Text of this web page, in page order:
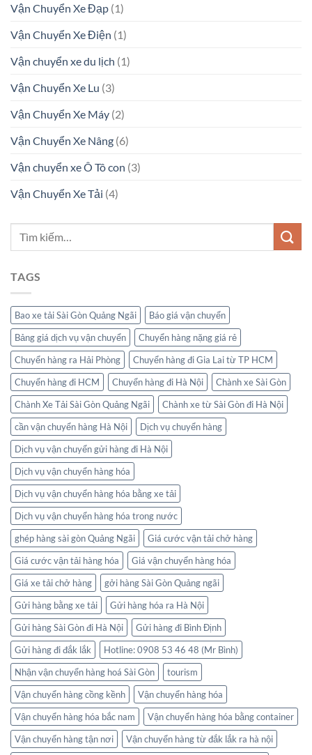
Vận Chuyển Xe Đạp (1)
Vận Chuyển Xe Điện (1)
Vận chuyển xe du lịch (1)
Vận Chuyển Xe Lu (3)
Vận Chuyển Xe Máy (2)
Vận Chuyển Xe Nâng (6)
Vận chuyển xe Ô Tô con (3)
Vận Chuyển Xe Tải (4)
TAGS
Bao xe tải Sài Gòn Quảng Ngãi
Báo giá vận chuyển
Bảng giá dịch vụ vận chuyển
Chuyển hàng nặng giá rẻ
Chuyển hàng ra Hải Phòng
Chuyển hàng đi Gia Lai từ TP HCM
Chuyển hàng đi HCM
Chuyển hàng đi Hà Nội
Chành xe Sài Gòn
Chành Xe Tải Sài Gòn Quảng Ngãi
Chành xe từ Sài Gòn đi Hà Nội
cần vận chuyển hàng Hà Nội
Dịch vụ chuyển hàng
Dịch vụ vận chuyển gửi hàng đi Hà Nội
Dịch vụ vận chuyển hàng hóa
Dịch vụ vận chuyển hàng hóa bằng xe tải
Dịch vụ vận chuyển hàng hóa trong nước
ghép hàng sài gòn Quảng Ngãi
Giá cước vận tải chở hàng
Giá cước vận tải hàng hóa
Giá vận chuyển hàng hóa
Giá xe tải chở hàng
gởi hàng Sài Gòn Quảng ngãi
Gửi hàng bằng xe tải
Gửi hàng hóa ra Hà Nội
Gửi hàng Sài Gòn đi Hà Nội
Gửi hàng đi Bình Định
Gửi hàng đi đắk lắk
Hotline: 0908 53 46 48 (Mr Bình)
Nhận vận chuyển hàng hoá Sài Gòn
tourism
Vận chuyển hàng cồng kềnh
Vận chuyển hàng hóa
Vận chuyển hàng hóa bắc nam
Vận chuyển hàng hóa bằng container
Vận chuyển hàng tận nơi
Vận chuyển hàng từ đắk lắk ra hà nội